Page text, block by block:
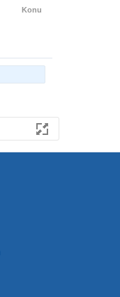
Konu